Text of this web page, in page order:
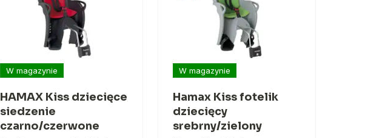
W magazynie
HAMAX Kiss dziecięce
siedzenie
czarno/czerwone
W magazynie
Hamax Kiss fotelik
dziecięcy
srebrny/zielony